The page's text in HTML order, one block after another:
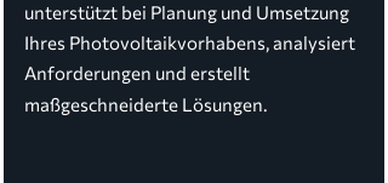
unterstützt bei Planung und Umsetzung
Ihres Photovoltaikvorhabens, analysiert
Anforderungen und erstellt
maßgeschneiderte Lösungen.